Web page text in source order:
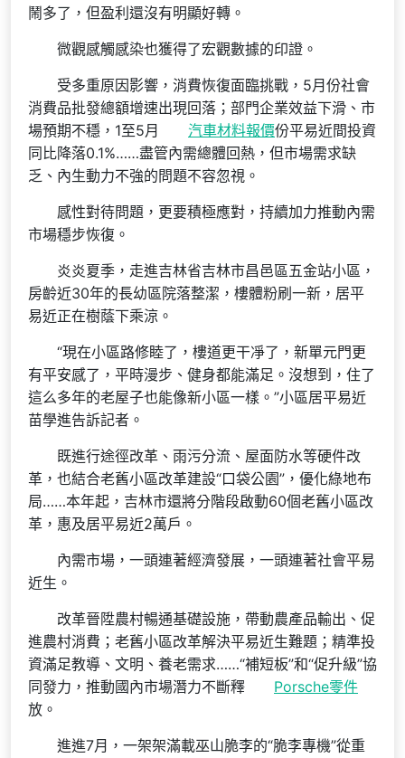
鬧多了，但盈利還沒有明顯好轉。
微觀感觸感染也獲得了宏觀數據的印證。
受多重原因影響，消費恢復面臨挑戰，5月份社會
消費品批發總額增速出現回落；部門企業效益下滑、市
場預期不穩，1至5月
汽車材料報價份平易近間投資
同比降落0.1%……盡管內需總體回熱，但市場需求缺
乏、內生動力不強的問題不容忽視。
感性對待問題，更要積極應對，持續加力推動內需
市場穩步恢復。
炎炎夏季，走進吉林省吉林市昌邑區五金站小區，
房齡近30年的長幼區院落整潔，樓體粉刷一新，居平
易近正在樹蔭下乘涼。
“現在小區路修睦了，樓道更干凈了，新單元門更
有平安感了，平時漫步、健身都能滿足。沒想到，住了
這么多年的老屋子也能像新小區一樣。”小區居平易近
苗學進告訴記者。
既進行途徑改革、雨污分流、屋面防水等硬件改
革，也結合老舊小區改革建設“口袋公園”，優化綠地布
局……本年起，吉林市還將分階段啟動60個老舊小區改
革，惠及居平易近2萬戶。
內需市場，一頭連著經濟發展，一頭連著社會平易
近生。
改革晉陞農村暢通基礎設施，帶動農產品輸出、促
進農村消費；老舊小區改革解決平易近生難題；精準投
資滿足教導、文明、養老需求……“補短板”和“促升級”協
同發力，推動國內市場潛力不斷釋
Porsche零件
放。
進進7月，一架架滿載巫山脆李的“脆李專機”從重